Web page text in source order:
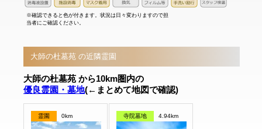
※確認できると色が付きます。状況は日々変わりますので担
当者にご確認ください。
大師の杜墓苑 の近隣霊園
大師の杜墓苑 から10km圏内の
優良霊園・墓地(←まとめて地図で確認)
霊園 0km 寺院墓地 4.94km